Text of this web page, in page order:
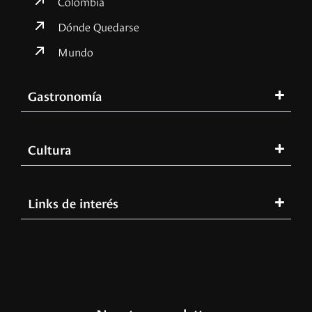
Dónde Quedarse
Mundo
Gastronomía
Cultura
Links de interés